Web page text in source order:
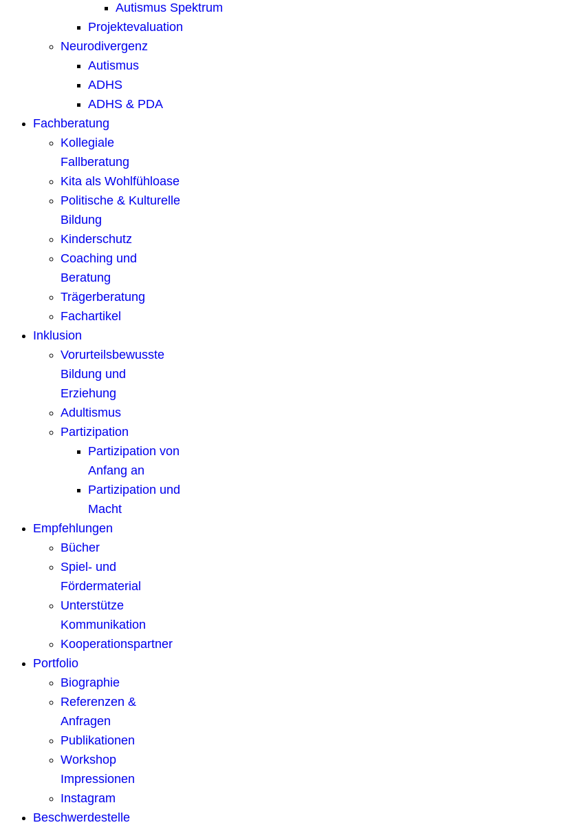
Autismus Spektrum
Projektevaluation
Neurodivergenz
Autismus
ADHS
ADHS & PDA
Fachberatung
Kollegiale
Fallberatung
Kita als Wohlfühloase
Politische & Kulturelle
Bildung
Kinderschutz
Coaching und
Beratung
Trägerberatung
Fachartikel
Inklusion
Vorurteilsbewusste
Bildung und
Erziehung
Adultismus
Partizipation
Partizipation von
Anfang an
Partizipation und
Macht
Empfehlungen
Bücher
Spiel- und
Fördermaterial
Unterstütze
Kommunikation
Kooperationspartner
Portfolio
Biographie
Referenzen &
Anfragen
Publikationen
Workshop
Impressionen
Instagram
Beschwerdestelle